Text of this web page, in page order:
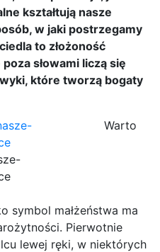
kształtują nasze
w jaki postrzegamy
to złożoność
słowami liczą się
które tworzą bogaty
Warto
symbol małżeństwa ma
Pierwotnie
lewej ręki, w niektórych